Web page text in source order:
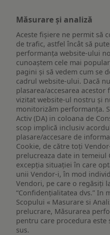
Măsurare și analiză
Aceste fișiere ne permit să
de trafic, astfel încât să
performanța website-ului
cunoaștem cele mai
pagini și să vedem cum se
cadrul website-ului. Dacă
plasarea/accesarea
vizitat website-ul nostru și
monitorizăm performanța.
Activ (DA) in coloana de
scop implică inclusiv
plasare/accesare de
Cookie, de către toți
prelucreaza date in temeiul
excepția situației în care
unii Vendor-i, în mod
Vendori, pe care o regăsiți
“Confidențialitatea dvs.” In
Scopului « Masurare si
prelucrare, Măsurarea
pentru care procedura este
sus.